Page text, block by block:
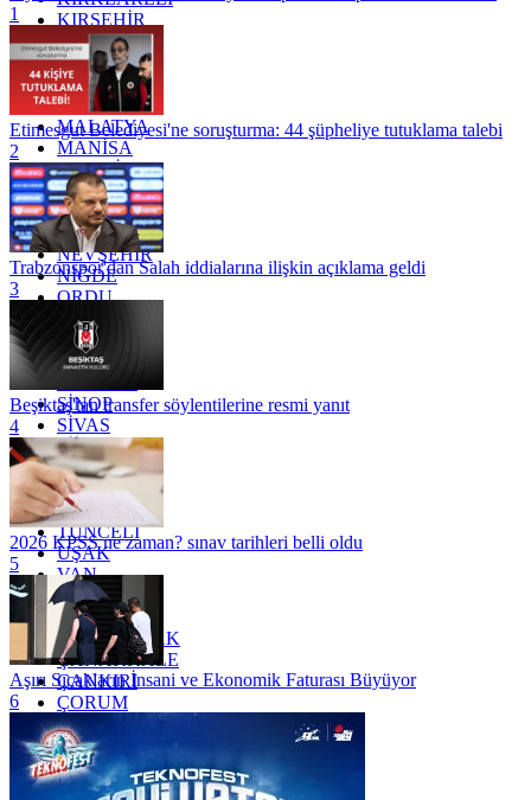
KIRŞEHİR
KOCAELİ
KONYA
KÜTAHYA
KİLİS
MALATYA
MANİSA
MARDİN
MERSİN
MUĞLA
MUŞ
NEVŞEHİR
NİĞDE
ORDU
OSMANİYE
RİZE
SAKARYA
SİNOP
SİVAS
SİİRT
TEKİRDAĞ
TOKAT
TRABZON
TUNCELİ
UŞAK
VAN
YALOVA
YOZGAT
ZONGULDAK
ÇANAKKALE
ÇANKIRI
ÇORUM
İSTANBUL
İZMİR
ŞANLIURFA
ŞIRNAK
1
Etimesgut Belediyesi'ne soruşturma: 44 şüpheliye tutuklama talebi
2
Trabzonspor'dan Salah iddialarına ilişkin açıklama geldi
3
Beşiktaş'tan transfer söylentilerine resmi yanıt
4
2026 KPSS ne zaman? sınav tarihleri belli oldu
5
Aşırı Sıcakların İnsani ve Ekonomik Faturası Büyüyor
6